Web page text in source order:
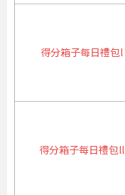
得分箱子每日禮包l
得分箱子每日禮包ll